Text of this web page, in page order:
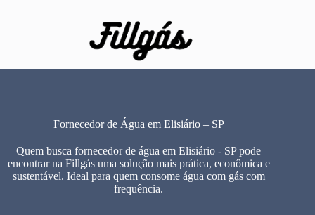
Fornecedor de Água em Elisiário – SP
Quem busca fornecedor de água em Elisiário - SP pode
encontrar na Fillgás uma solução mais prática, econômica e
sustentável. Ideal para quem consome água com gás com
frequência.